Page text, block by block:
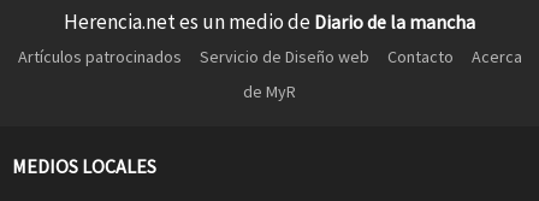
Herencia.net es un medio de Diario de la mancha
Artículos patrocinados Servicio de Diseño web Contacto
Acerca
de MyR
MEDIOS LOCALES